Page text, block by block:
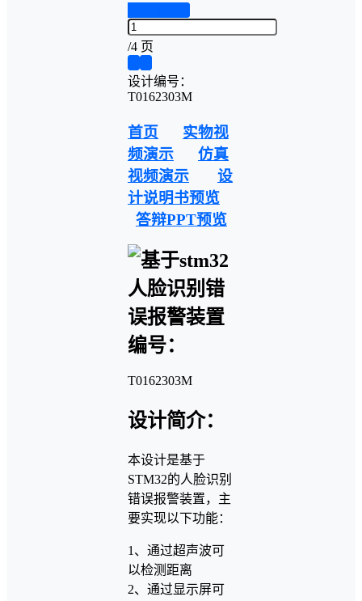
/4 页
设计编号：
T0162303M
首页
实物视
频演示
仿真
视频演示
设
计说明书预览
答辩PPT预览
编号：
T0162303M
设计简介：
本设计是基于
STM32的人脸识别
错误报警装置，主
要实现以下功能：
1、通过超声波可
以检测距离
2、通过显示屏可